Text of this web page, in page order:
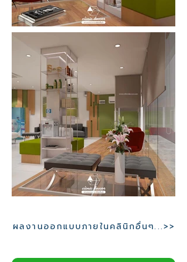
ผลงานออกแบบภายในคลินิกอื่นๆ...>>